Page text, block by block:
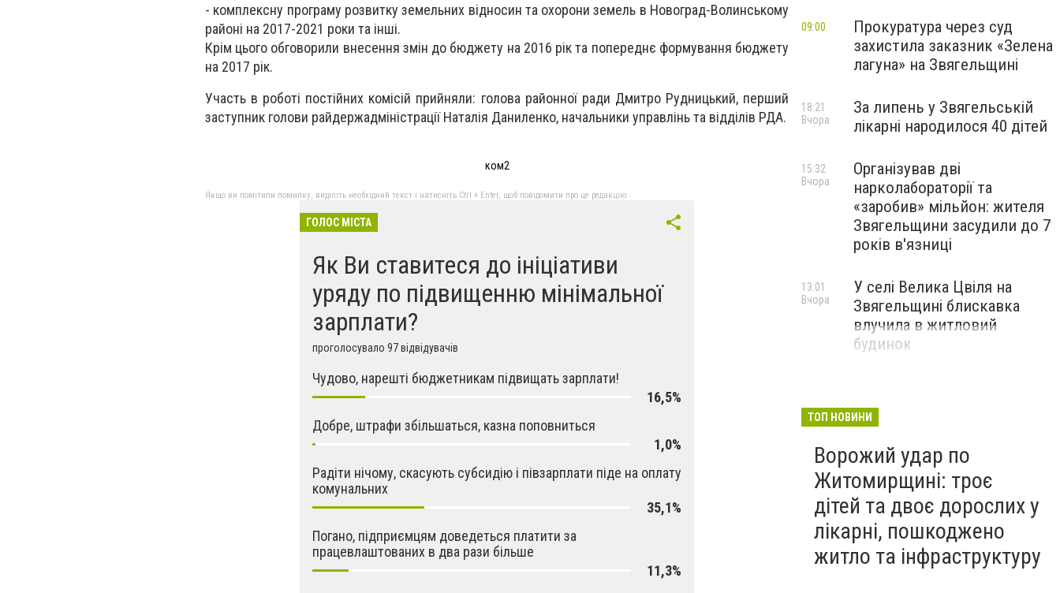
- комплексну програму розвитку земельних відносин та охорони земель в Новоград-Волинському
районі на 2017-2021 роки та інші.
Крім цього обговорили внесення змін до бюджету на 2016 рік та попереднє формування бюджету
на 2017 рік.
Участь в роботі постійних комісій прийняли: голова районної ради Дмитро Рудницький, перший
заступник голови райдержадміністрації Наталія Даниленко, начальники управлінь та відділів РДА.
ком2
Якщо ви помітили помилку, виділіть необхідний текст і натисніть Ctrl + Enter, щоб повідомити про це редакцію
ГОЛОС МІСТА
Як Ви ставитеся до ініціативи
уряду по підвищенню мінімальної
зарплати?
проголосувало 97 відвідувачів
Чудово, нарешті бюджетникам підвищать зарплати!
16,5%
Добре, штрафи збільшаться, казна поповниться
1,0%
Радіти нічому, скасують субсидію і півзарплати піде на оплату
комунальних
35,1%
Погано, підприємцям доведеться платити за
працевлаштованих в два рази більше
11,3%
Прокуратура через суд
захистила заказник «Зелена
лагуна» на Звягельщині
09:00
За липень у Звягельській
лікарні народилося 40 дітей
18:21
Вчора
Організував дві
нарколабораторії та
«заробив» мільйон: жителя
Звягельщини засудили до 7
років в'язниці
15:32
Вчора
У селі Велика Цвіля на
Звягельщині блискавка
влучила в житловий
будинок
13:01
Вчора
ТОП НОВИНИ
Ворожий удар по
Житомирщині: троє
дітей та двоє дорослих у
лікарні, пошкоджено
житло та інфраструктуру